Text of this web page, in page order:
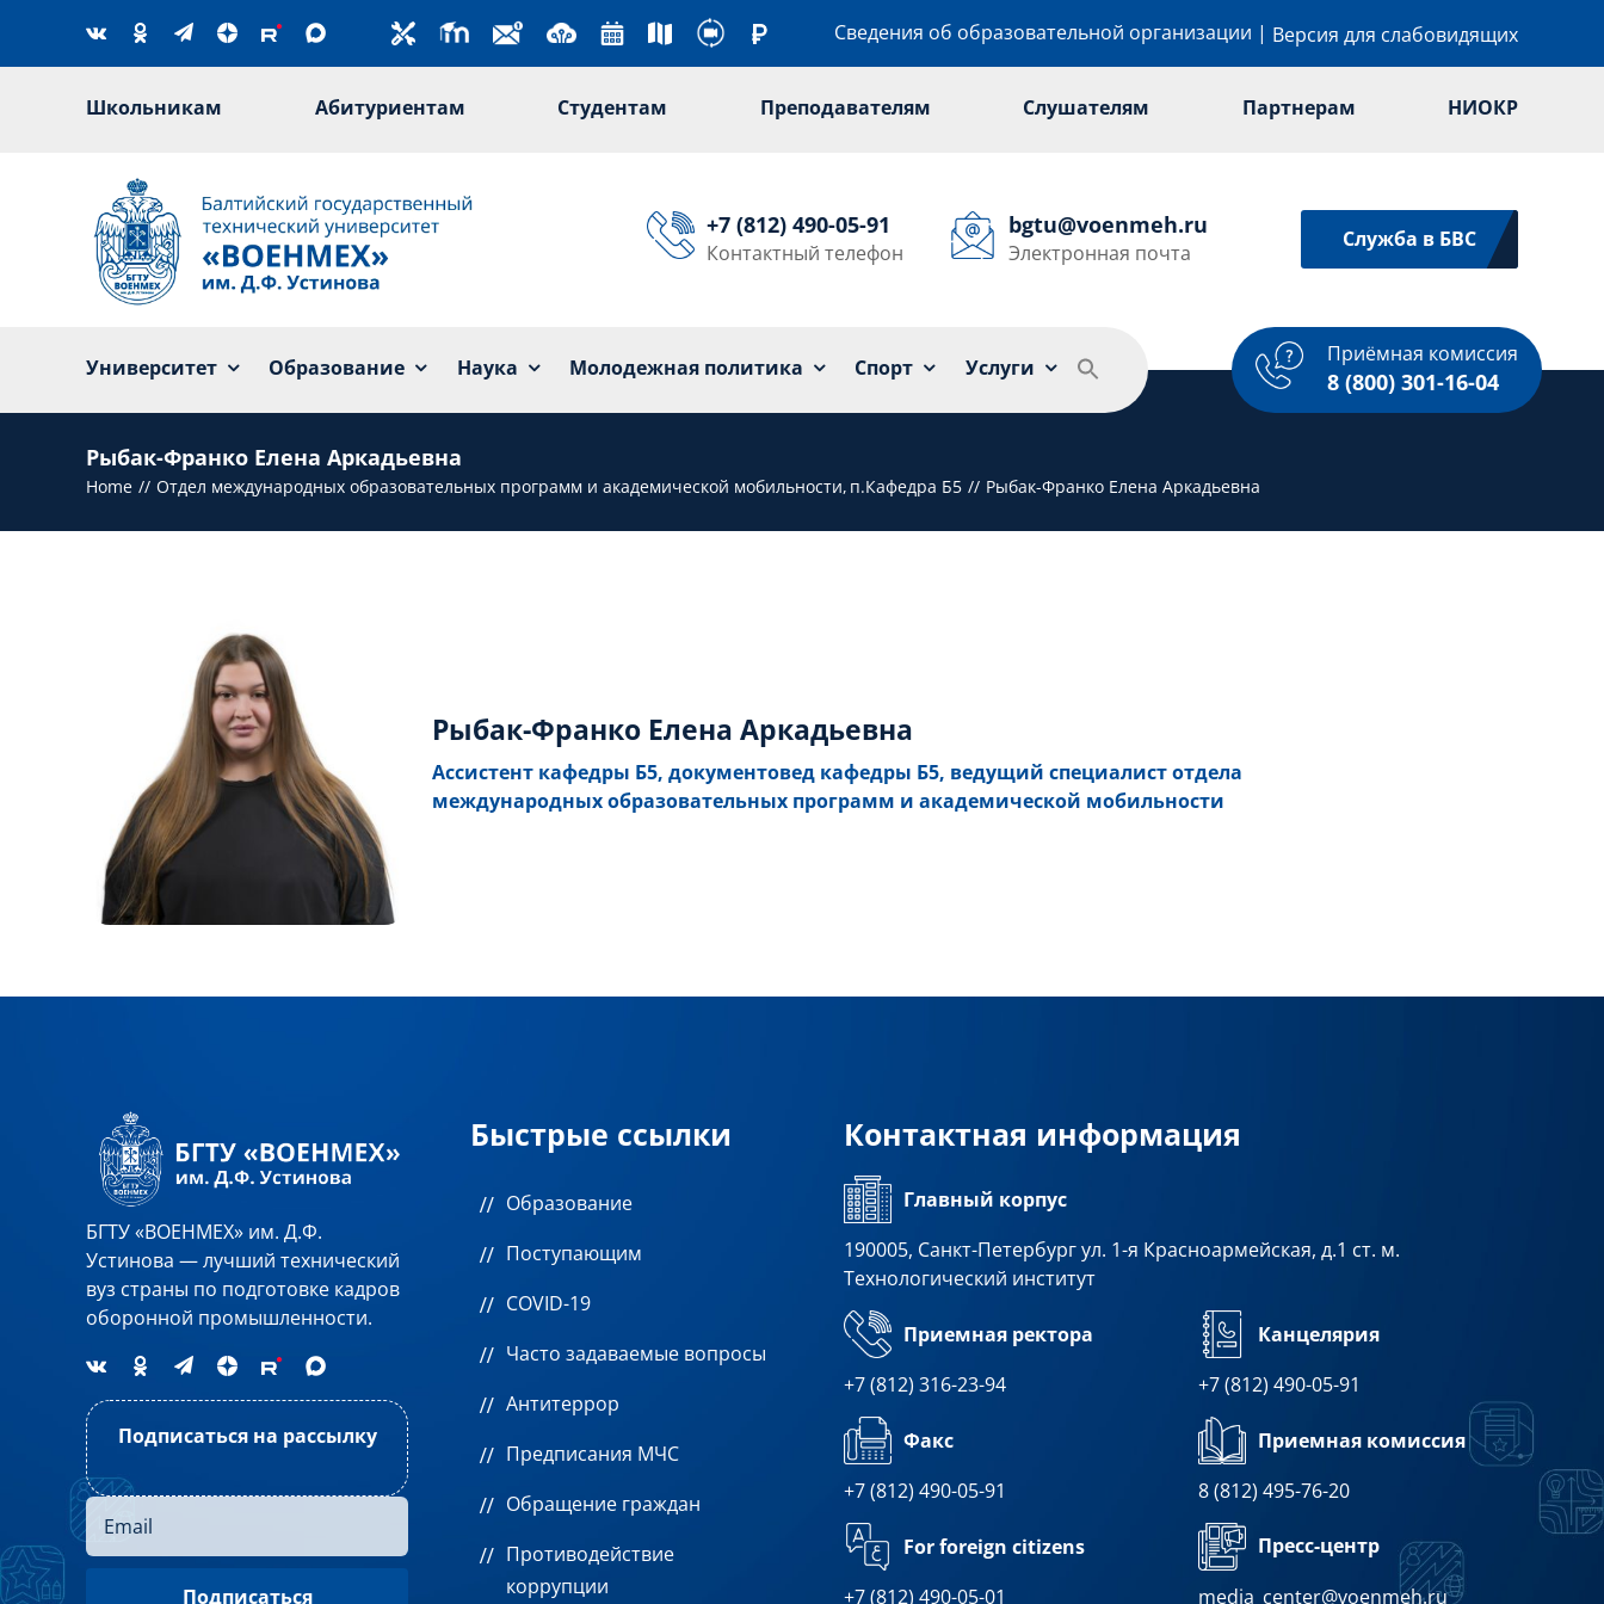
content
Сведения об образовательной организации | Версия для слабовидящих
Школьникам Абитуриентам Студентам Преподавателям Слушателям Партнерам НИОКР
+7 (812) 490-05-91
Контактный телефон
bgtu@voenmeh.ru
Электронная почта
Служба в БВС
Университет Образование Наука Молодежная политика Спорт Услуги
Приёмная комиссия
8 (800) 301-16-04
Университет Образование Наука Молодежная политика Спорт Услуги
Рыбак-Франко Елена Аркадьевна
Home Отдел международных образовательных программ и академической мобильности п.Кафедра Б5 Рыбак-Франко Елена Аркадьевна
Рыбак-Франко Елена Аркадьевна
Ассистент кафедры Б5, документовед кафедры Б5, ведущий специалист отдела
международных образовательных программ и академической мобильности
БГТУ «ВОЕНМЕХ» им. Д.Ф.
Устинова — лучший технический
вуз страны по подготовке кадров
оборонной промышленности.
Подписаться на рассылку
Быстрые ссылки
Образование
Поступающим
COVID-19
Часто задаваемые вопросы
Антитеррор
Предписания МЧС
Обращение граждан
Противодействие
коррупции
Контактная информация
Главный корпус
190005, Санкт-Петербург ул. 1-я Красноармейская, д.1 ст. м.
Технологический институт
Приемная ректора
+7 (812) 316-23-94
Канцелярия
+7 (812) 490-05-91
Факс
+7 (812) 490-05-91
Приемная комиссия
8 (812) 495-76-20
For foreign citizens
+7 (812) 490-05-01
Пресс-центр
media_center@voenmeh.ru